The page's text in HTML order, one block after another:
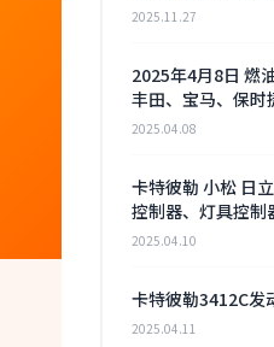
Harness
2025.11.27
2025年4月8日 燃
丰田、宝马、保时
2025.04.08
卡特彼勒 小松 日
控制器、灯具控制
2025年4月9日
2025.04.10
卡特彼勒3412C发
2025.04.11